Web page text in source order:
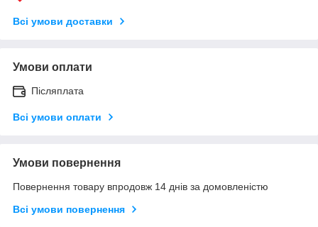
Всі умови доставки
Умови оплати
Післяплата
Всі умови оплати
Умови повернення
Повернення товару впродовж 14 днів за домовленістю
Всі умови повернення